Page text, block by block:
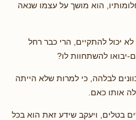
הוא מושך על עצמו שנאה
יכול להתקיים, הרי כבר רחל
יבואו להשתחוות לו?
לבלהה, כי למרות שלא הייתה
אותו כאם.
בטלים, ויעקב שידע זאת הוא בכל